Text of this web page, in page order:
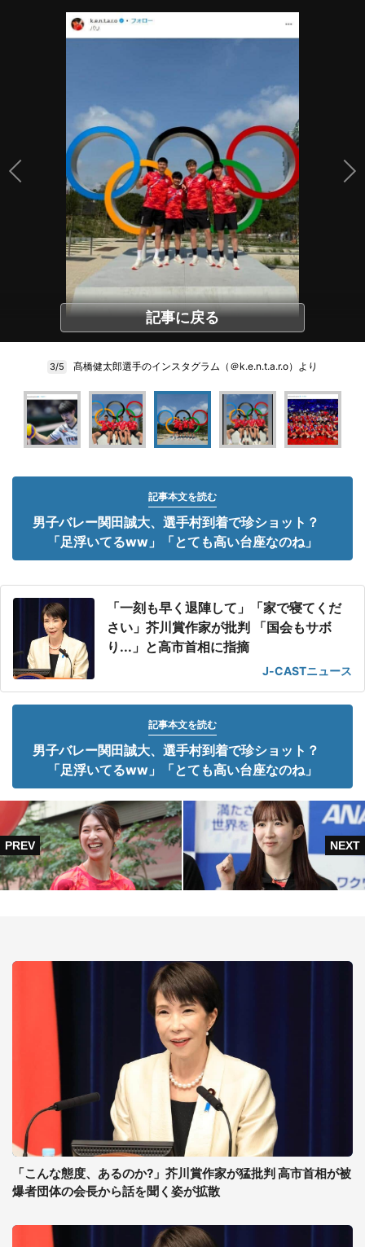
記事に戻る
3/5 髙橋健太郎選手のインスタグラム（＠k.e.n.t.a.r.o）より
記事本文を読む
男子バレー関田誠大、選手村到着で珍ショット？
「足浮いてるww」「とても高い台座なのね」
「一刻も早く退陣して」「家で寝てくだ
さい」芥川賞作家が批判 「国会もサボ
り...」と高市首相に指摘
J-CASTニュース
記事本文を読む
男子バレー関田誠大、選手村到着で珍ショット？
「足浮いてるww」「とても高い台座なのね」
「こんな態度、あるのか?」芥川賞作家が猛批判 高市首相が被
爆者団体の会長から話を聞く姿が拡散